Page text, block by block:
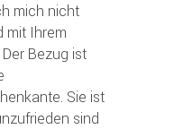
mich nicht
mit Ihrem
Bezug ist
Sie ist
sind